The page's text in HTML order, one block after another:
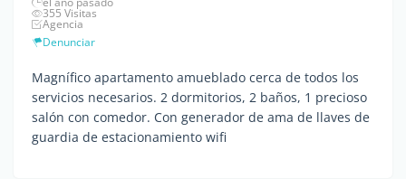
355 Visitas
Agencia
Denunciar
Magnífico apartamento amueblado cerca de todos los
servicios necesarios. 2 dormitorios, 2 baños, 1 precioso
salón con comedor. Con generador de ama de llaves de
guardia de estacionamiento wifi